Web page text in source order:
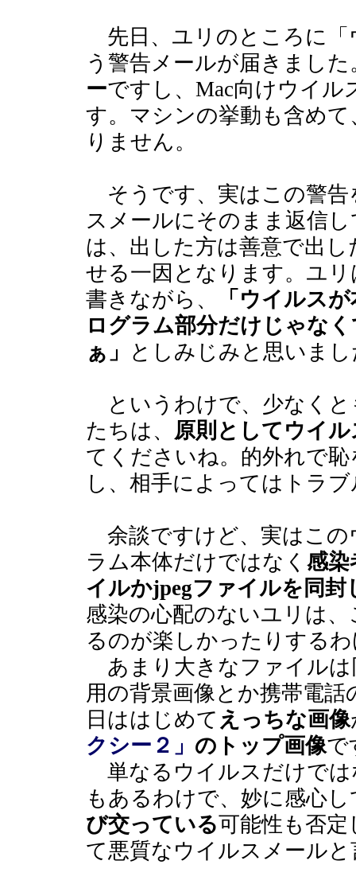
先日、ユリのところに「
う警告メールが届きまし
ーですし、Mac向けウイル
す。マシンの挙動も含め
りません。
そうです、実はこの警告
スメールにそのまま返信
は、出した方は善意で出
せる一因となります。ユ
書きながら、
「ウイルス
ログラム部分だけじゃな
ぁ」
としみじみと思いまし
というわけで、少なくと
たちは、 原則としてウイ
てくださいね。的外れで
し、相手によってはトラ
余談ですけど、実はこの
ラム本体だけではなく 感染
イルかjpegファイルを同封
感染の心配のないユリは
るのが楽しかったりする
あまり大きなファイルは
用の背景画像とか携帯電
日ははじめて えっちな画像
クシー２」 のトップ画像で
単なるウイルスだけでは
もあるわけで、妙に感心
び交っている可能性も否
て悪質なウイルスメール